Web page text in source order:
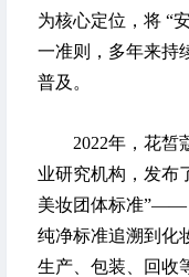
为核心定位，将 “
一准则，多年来持
普及。
2022年，花皙蔻
业研究机构，发布
美妆团体标准”——
纯净标准追溯到化
生产、包装、回收